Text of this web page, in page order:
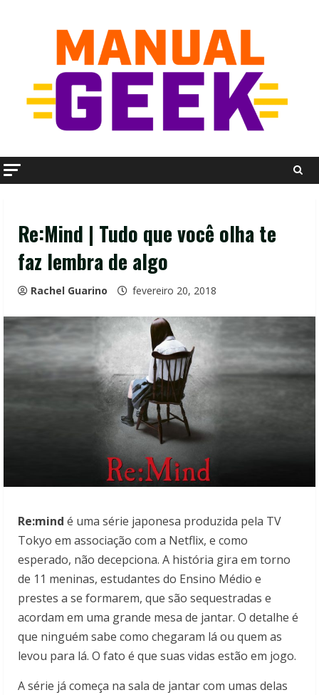
Re:Mind | Tudo que você olha te
faz lembra de algo
Rachel Guarino fevereiro 20, 2018
Re:mind é uma série japonesa produzida pela TV
Tokyo em associação com a Netflix, e como
esperado, não decepciona. A história gira em torno
de 11 meninas, estudantes do Ensino Médio e
prestes a se formarem, que são sequestradas e
acordam em uma grande mesa de jantar. O detalhe é
que ninguém sabe como chegaram lá ou quem as
levou para lá. O fato é que suas vidas estão em jogo.
A série já começa na sala de jantar com umas delas